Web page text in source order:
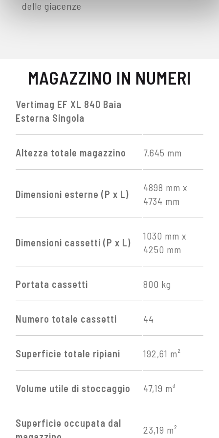
delle giacenze
MAGAZZINO IN NUMERI
Vertimag EF XL 840 Baia
Esterna Singola
Altezza totale magazzino 7.645 mm
Dimensioni esterne (P x L)
4898 mm x
4734 mm
Dimensioni cassetti (P x L)
1030 mm x
4250 mm
Portata cassetti 800 kg
Numero totale cassetti 44
Superficie totale ripiani 192,61 m²
Volume utile di stoccaggio 47,19 m³
Superficie occupata dal
23,19 m²